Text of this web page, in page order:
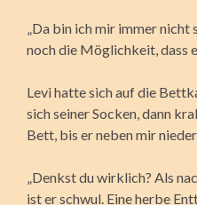
„Da bin ich mir immer
noch die Möglichkeit, dass
Levi hatte sich auf die
sich seiner Socken, dann
Bett, bis er neben mir
„Denkst du wirklich? Als
ist er schwul. Eine herbe